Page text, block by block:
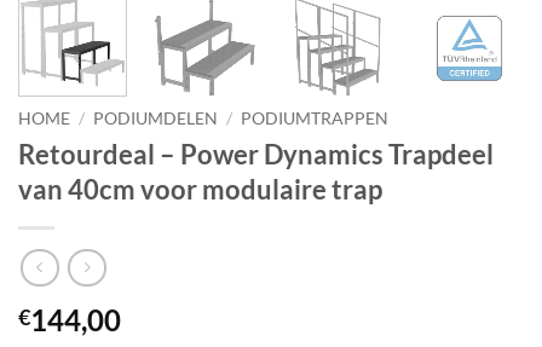
HOME / PODIUMDELEN / PODIUMTRAPPEN
Retourdeal – Power Dynamics Trapdeel
van 40cm voor modulaire trap
€144,00